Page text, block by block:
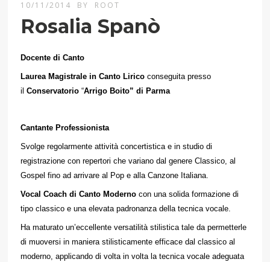
10/11/2014 BY ROOT
Rosalia Spanò
Docente di Canto
Laurea Magistrale in Canto Liricoconseguita presso
ilConservatorio“Arrigo Boito” di Parma
Cantante Professionista
Svolge regolarmente attività concertistica e in studio di
registrazione con repertori che variano dal genere Classico, al
Gospel fino ad arrivare al Pop e alla Canzone Italiana.
Vocal Coach di Canto Modernocon una solida formazione di
tipo classico e una elevata padronanza della tecnica vocale.
Ha maturato un’eccellente versatilità stilistica tale da permetterle
di muoversi in maniera stilisticamente efficace dal classico al
moderno, applicando di volta in volta la tecnica vocale adeguata